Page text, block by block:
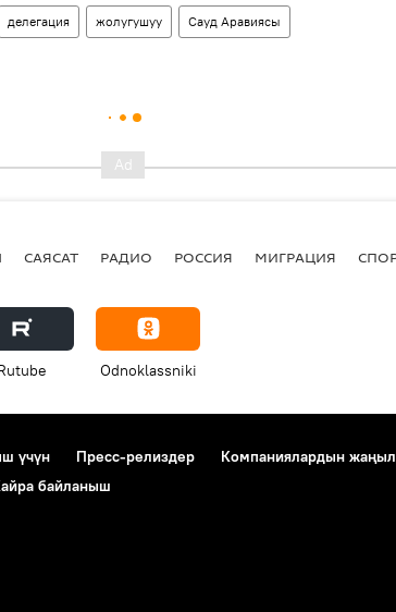
делегация жолугушуу Сауд Аравиясы
САЯСАТ РАДИО РОССИЯ МИГРАЦИЯ
Odnoklassniki
үчүн Пресс-релиздер Компаниялардын
байланыш